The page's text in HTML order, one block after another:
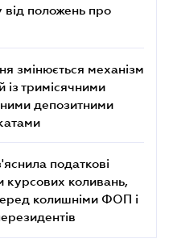
від положень про
змінюється механізм
із тримісячними
депозитними
податкові
курсових коливань,
колишніми ФОП і